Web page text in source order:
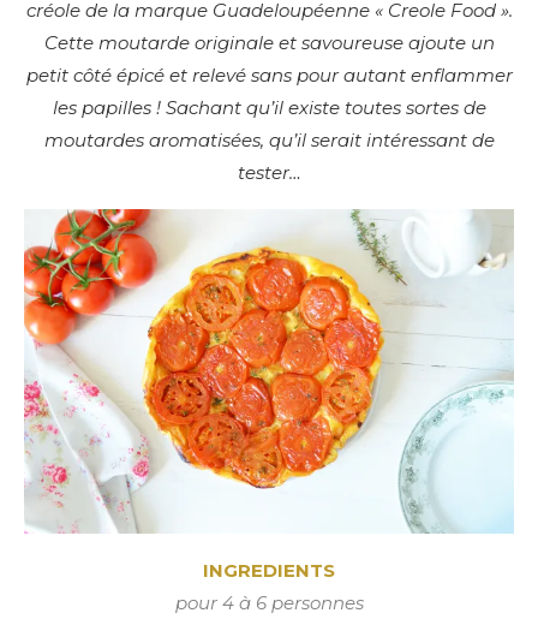
créole de la marque Guadeloupéenne « Creole Food ».
Cette moutarde originale et savoureuse ajoute un
petit côté épicé et relevé sans pour autant enflammer
les papilles ! Sachant qu’il existe toutes sortes de
moutardes aromatisées, qu’il serait intéressant de
tester…
INGREDIENTS
pour 4 à 6 personnes